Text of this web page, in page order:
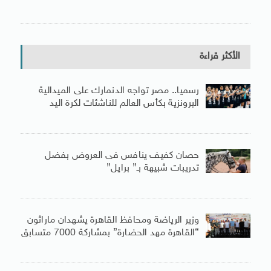
الأكثر قراءة
رسميا.. مصر تواجه الدنمارك على الميدالية
البرونزية بكأس العالم للناشئات لكرة اليد
حصان كفيف ينافس فى العروض بفضل
تدريبات شبيهة بـ” برايل”
وزير الرياضة ومحافظ القاهرة يشهدان ماراثون
“القاهرة مهد الحضارة” بمشاركة 7000 متسابق